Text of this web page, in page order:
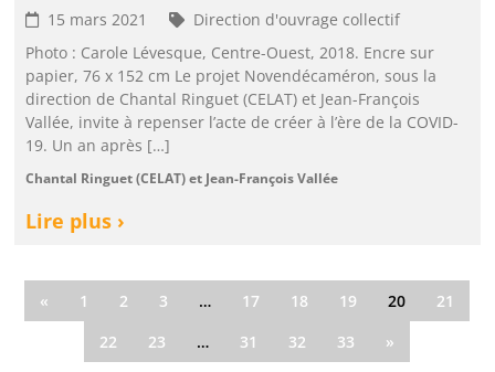
15 mars 2021
Direction d'ouvrage collectif
Photo : Carole Lévesque, Centre-Ouest, 2018. Encre sur
papier, 76 x 152 cm Le projet Novendécaméron, sous la
direction de Chantal Ringuet (CELAT) et Jean-François
Vallée, invite à repenser l’acte de créer à l’ère de la COVID-
19. Un an après […]
Chantal Ringuet (CELAT) et Jean-François Vallée
Lire plus ›
« 1 2 3 … 17 18 19 20
21
22
23 … 31 32 33 »